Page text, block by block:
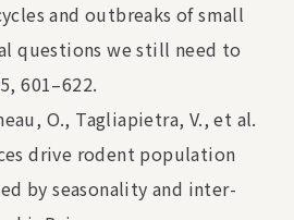
and outbreaks of small
questions we still need to
601–622.
O., Tagliapietra, V., et al.
drive rodent population
by seasonality and inter-